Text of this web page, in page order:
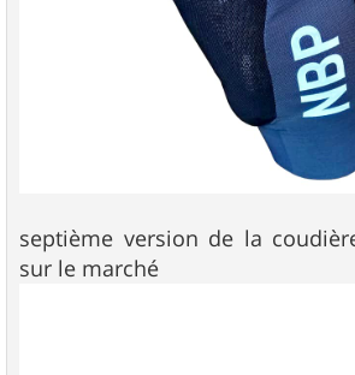
septième version de la
sur le marché